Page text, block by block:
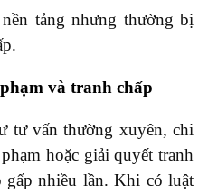
tảng nhưng thường bị
và tranh chấp
tư vấn thường xuyên, chi
hoặc giải quyết tranh
gấp nhiều lần. Khi có luật